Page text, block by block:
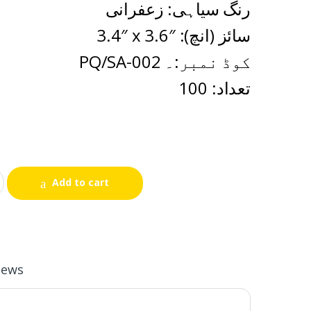
رنگ سیاہی: زعفرانی
3.4″ x 3.6″ :سائز (انچ)
PQ/SA-002 کوڈ نمبر:۔
تعداد: 100
Add to cart